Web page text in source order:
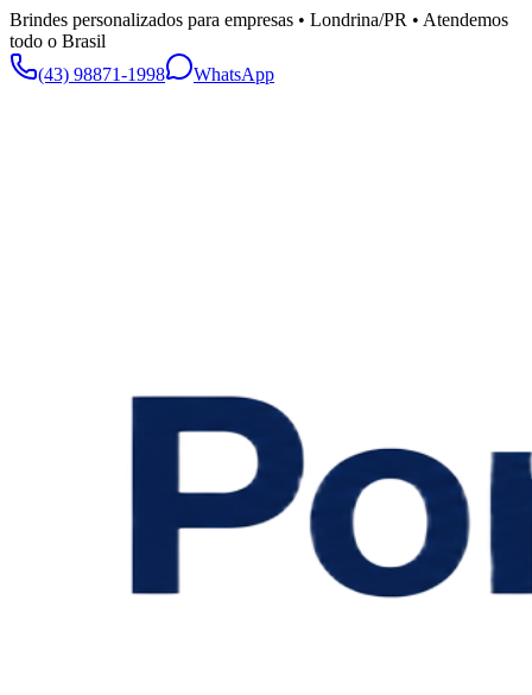
Brindes personalizados para empresas • Londrina/PR • Atendemos
todo o Brasil
(43) 98871-1998
WhatsApp